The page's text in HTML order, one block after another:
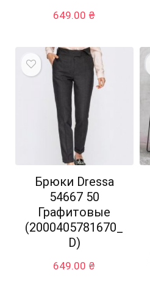
649.00 ₴
Брюки Dressa
54667 50
Графитовые
(2000405781670_
D)
649.00 ₴